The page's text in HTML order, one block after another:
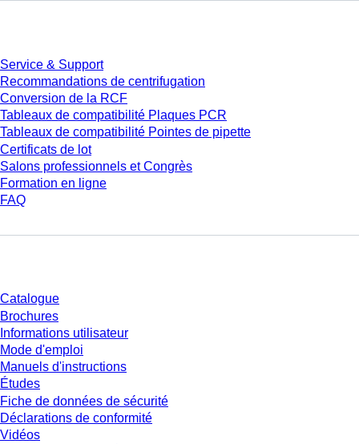
Service & Support
Recommandations de centrifugation
Conversion de la RCF
Tableaux de compatibilité Plaques PCR
Tableaux de compatibilité Pointes de pipette
Certificats de lot
Salons professionnels et Congrès
Formation en ligne
FAQ
Catalogue
Brochures
Informations utilisateur
Mode d'emploi
Manuels d'instructions
Études
Fiche de données de sécurité
Déclarations de conformité
Vidéos